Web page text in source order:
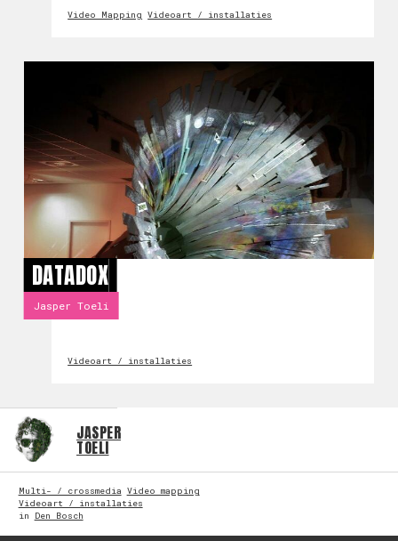
Video Mapping Videoart / installaties
DATADOX
Jasper Toeli
Videoart / installaties
JASPER
TOELI
Multi- / crossmedia Video mapping
Videoart / installaties
in
Den Bosch